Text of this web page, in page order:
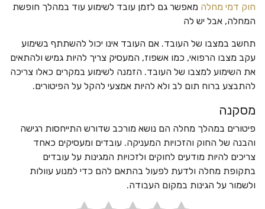
חוק דמי מחלה מאפשר גם לזמן עובד לשימוע עוד במהלך חופשת
המחלה, אבל יש לה
תחשב במצבו של העובד. אם העובד אינו יכול להשתתף בשימוע
עקב מצבו הרפואי, כמו אשפוז, המעסיק צריך להיות גמיש ולהתאים
את השימוע למצבו של העובד. הזמנה לשימוע במקרים כאלו צריכה
להתבצע ברוח תום לב ולא להיות אמצעי להקל על הפיטורים.
מסקנה
פיטורים במהלך מחלה הם נושא מורכב שדורש התייחסות רגישה
והבנה של החוק והזכויות המעניקה. עובדים ומעסיקים כאחד
צריכים להיות מודעים לחוקים ולזכויות המגינות על עובדים
בתקופת מחלה ולדעת לפעול בהתאם להם כדי למנוע עוולות
ולשמור על הגינות במקום העבודה.